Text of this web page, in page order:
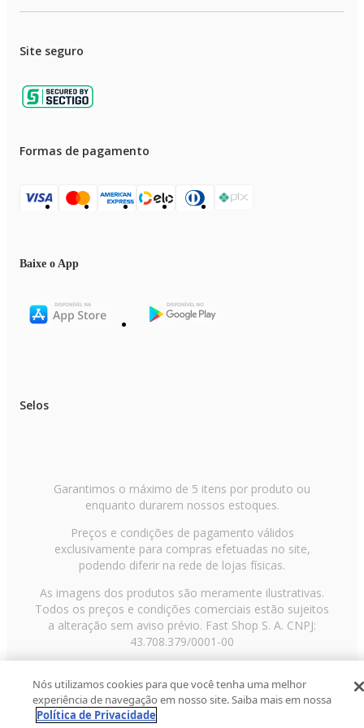
Site seguro
Formas de pagamento
Baixe o App
Selos
Garantimos o máximo de 5 itens por produto ou
enquanto durarem nossos estoques.
Preços e condições de pagamento válidos
exclusivamente para compras efetuadas no site,
podendo diferir na rede de lojas físicas.
As imagens dos produtos são meramente ilustrativas.
Todos os preços e condições comerciais estão sujeitos
a alteração sem aviso prévio. Fast Shop S. A. CNPJ:
43.708.379/0001-00
Paulo/SP, CEP 02029-001, Telefone: 11 3003-3728 ©
2013 Fast Shop - Todos os direitos reservadosRF
Nós utilizamos cookies para que você tenha uma melhor
experiência de navegação em nosso site. Saiba mais em nossa
Política de Privacidade